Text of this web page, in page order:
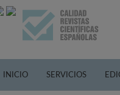
INICIO SERVICIOS